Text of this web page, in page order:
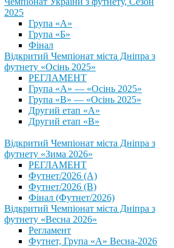
2025
Група «А»
Група «Б»
Фінал
Відкритий Чемпіонат міста Дніпра з
футнету «Осінь 2025»
РЕГЛАМЕНТ
Група «А» — «Осінь 2025»
Група «В» — «Осінь 2025»
Другий етап «А»
Другий етап «В»
Відкритий Чемпіонат міста Дніпра з
футнету «Зима 2026»
РЕГЛАМЕНТ
Футнет/2026 (А)
Футнет/2026 (В)
Фінал (Футнет/2026)
Відкритий Чемпіонат міста Дніпра з
футнету «Весна 2026»
Регламент
Футнет, Група «А» Весна-2026